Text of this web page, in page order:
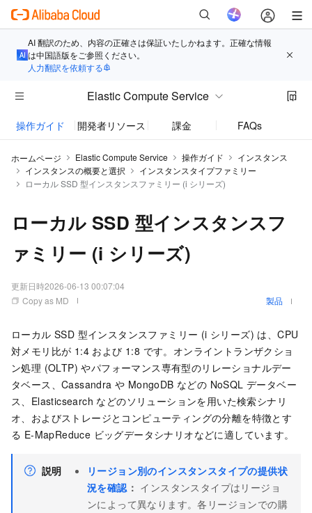
AI 翻訳のため、内容の正確さは保証いたしかねます。正確な情報
は中国語版をご参照ください。
人力翻訳を依頼する
Elastic Compute Service
操作ガイド 開発者リソース 課金 FAQs
ホームページ Elastic Compute Service 操作ガイド
インスタンス
インスタンスの概要と選択
インスタンスタイプファミリー
ローカル SSD 型インスタンスファミリー (i シリーズ)
ローカル SSD 型インスタンスフ
ァミリー (i シリーズ)
更新日時2026-06-13 00:07:04
Copy as MD
製品
ローカル SSD 型インスタンスファミリー (i シリーズ) は、CPU
対メモリ比が 1:4 および 1:8 です。オンライントランザクショ
ン処理 (OLTP) やパフォーマンス専有型のリレーショナルデー
タベース、Cassandra や MongoDB などの NoSQL データベー
ス、Elasticsearch などのソリューションを用いた検索シナリ
オ、およびストレージとコンピューティングの分離を特徴とす
る E-MapReduce ビッグデータシナリオなどに適しています。
説明
リージョン別のインスタンスタイプの提供状
況を確認： インスタンスタイプはリージョ
ンによって異なります。各リージョンでの購